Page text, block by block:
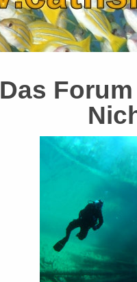
Das